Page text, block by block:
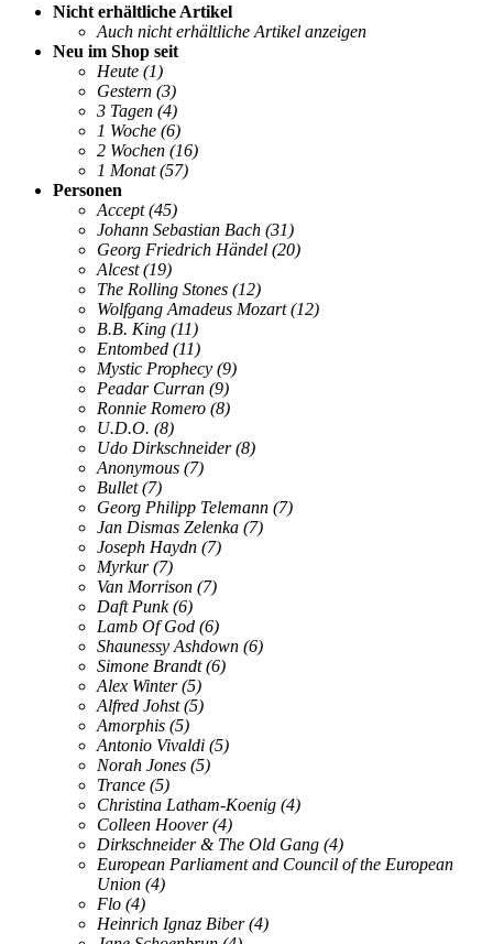
Nicht erhältliche Artikel
Auch nicht erhältliche Artikel anzeigen
Neu im Shop seit
Heute (1)
Gestern (3)
3 Tagen (4)
1 Woche (6)
2 Wochen (16)
1 Monat (57)
Personen
Accept (45)
Johann Sebastian Bach (31)
Georg Friedrich Händel (20)
Alcest (19)
The Rolling Stones (12)
Wolfgang Amadeus Mozart(12)
B.B. King (11)
Entombed (11)
Mystic Prophecy (9)
Peadar Curran (9)
Ronnie Romero (8)
U.D.O. (8)
Udo Dirkschneider (8)
Anonymous (7)
Bullet (7)
Georg Philipp Telemann (7)
Jan Dismas Zelenka (7)
Joseph Haydn (7)
Myrkur (7)
Van Morrison (7)
Daft Punk (6)
Lamb Of God (6)
Shaunessy Ashdown (6)
Simone Brandt (6)
Alex Winter (5)
Alfred Johst (5)
Amorphis (5)
Antonio Vivaldi (5)
Norah Jones (5)
Trance (5)
Christina Latham-Koenig (4)
Colleen Hoover (4)
Dirkschneider & The Old Gang (4)
European Parliament and Council of the European
Union (4)
Flo (4)
Heinrich Ignaz Biber(4)